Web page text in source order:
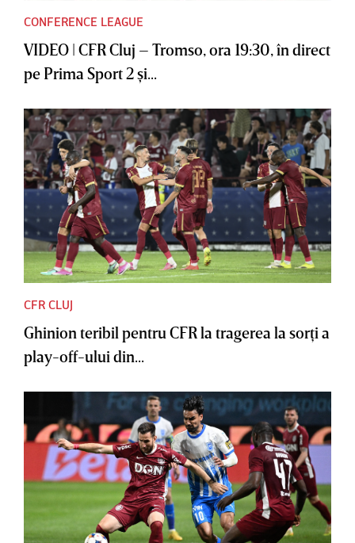
CONFERENCE LEAGUE
VIDEO | CFR Cluj – Tromso, ora 19:30, în direct
pe Prima Sport 2 şi...
CFR CLUJ
Ghinion teribil pentru CFR la tragerea la sorţi a
play-off-ului din...